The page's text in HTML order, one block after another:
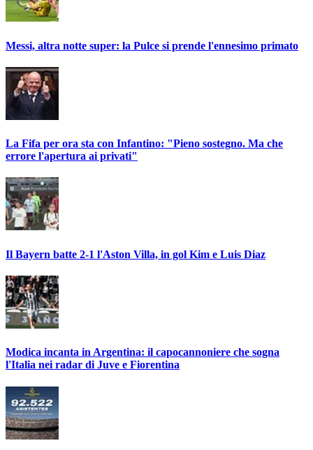
Messi, altra notte super: la Pulce si prende l'ennesimo primato
La Fifa per ora sta con Infantino: "Pieno sostegno. Ma che
errore l'apertura ai privati"
Il Bayern batte 2-1 l'Aston Villa, in gol Kim e Luis Diaz
Modica incanta in Argentina: il capocannoniere che sogna
l'Italia nei radar di Juve e Fiorentina